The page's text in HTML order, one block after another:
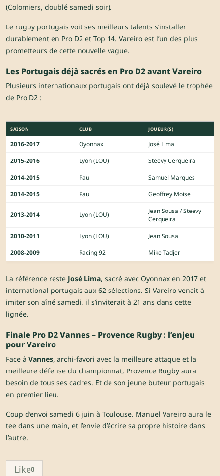
(Colomiers, doublé samedi soir).
Le rugby portugais voit ses meilleurs talents s’installer
durablement en Pro D2 et Top 14. Vareiro est l’un des plus
prometteurs de cette nouvelle vague.
Les Portugais déjà sacrés en Pro D2 avant Vareiro
Plusieurs internationaux portugais ont déjà soulevé le trophée
de Pro D2 :
SAISON CLUB JOUEUR(S)
2016-2017 Oyonnax
José Lima
2015-2016
Lyon (LOU)
Steevy Cerqueira
2014-2015
Pau
Samuel Marques
2014-2015
Pau Geoffrey Moise
2013-2014 Lyon (LOU)
Jean Sousa / Steevy
Cerqueira
2010-2011
Lyon (LOU)
Jean Sousa
2008-2009
Racing 92 Mike Tadjer
La référence reste José Lima, sacré avec Oyonnax en 2017 et
international portugais aux 62 sélections. Si Vareiro venait à
imiter son aîné samedi, il s’inviterait à 21 ans dans cette
lignée.
Finale Pro D2 Vannes – Provence Rugby : l’enjeu
pour Vareiro
Face à Vannes, archi-favori avec la meilleure attaque et la
meilleure défense du championnat, Provence Rugby aura
besoin de tous ses cadres. Et de son jeune buteur portugais
en premier lieu.
Coup d’envoi samedi 6 juin à Toulouse. Manuel Vareiro aura le
tee dans une main, et l’envie d’écrire sa propre histoire dans
l’autre.
Like0